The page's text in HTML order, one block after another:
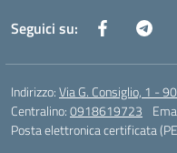
Seguici su:
Indirizzo:Via G. Consiglio, 1 -
Centralino:0918619723
Posta elettronica certificata